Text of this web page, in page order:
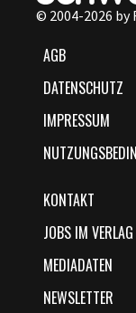
© 2004-2026 by
AGB
DATENSCHUTZ
IMPRESSUM
KONTAKT
JOBS IM VERLAG
MEDIADATEN
NEWSLETTER